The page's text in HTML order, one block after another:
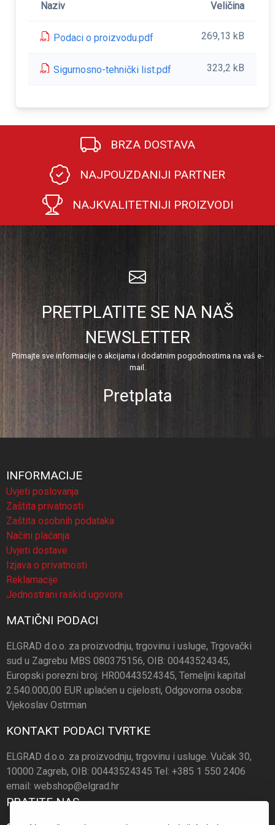
Naziv Veličina
Podaci o proizvodu.pdf 269,13 kB
Sigurnosno-tehnički list.pdf 323,2 kB
BRZA DOSTAVA
NAJPOUZDANIJI PARTNER
NAJKVALITETNIJI PROIZVODI
PRETPLATITE SE NA NAŠ
NEWSLETTER
Primajte sve informacije o akcijama i dodatnim pogodnostima na vaš e-
mail.
Pretplata
INFORMACIJE
Uvjeti poslovanja
Zaštita privatnosti
Zaštita osobnih podataka
Načini plaćanja
Uvjeti dostave
Izjava o privatnosti
Reklamacije
Jednostrani raskid ugovora
MATIČNI PODACI
ELGRAD d.o.o. za proizvodnju, trgovinu i usluge, Trgovački
sud u Zagrebu MBS 080375156, OIB: 00443524345,
Europski porezni broj: HR00443524345, Temeljni kapital
2.540.000,00 EUR uplaćen u cijelosti, Odgovorna osoba:
Vjekoslav Ostrman
KONTAKT PODACI TVRTKE
ELGRAD d.o.o. za proizvodnju, trgovinu i usluge. Vučak 30,
10000 Zagreb, OIB: 00443524345 Tel: +385 1 550 2406
email: webshop@elgrad.hr
PRATITE NAS